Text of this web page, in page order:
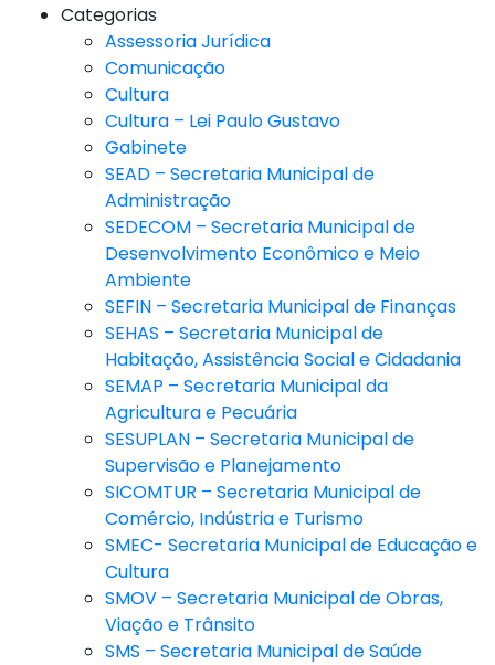
Categorias
Assessoria Jurídica
Comunicação
Cultura
Cultura – Lei Paulo Gustavo
Gabinete
SEAD – Secretaria Municipal de
Administração
SEDECOM – Secretaria Municipal de
Desenvolvimento Econômico e Meio
Ambiente
SEFIN – Secretaria Municipal de Finanças
SEHAS – Secretaria Municipal de
Habitação, Assistência Social e Cidadania
SEMAP – Secretaria Municipal da
Agricultura e Pecuária
SESUPLAN – Secretaria Municipal de
Supervisão e Planejamento
SICOMTUR – Secretaria Municipal de
Comércio, Indústria e Turismo
SMEC- Secretaria Municipal de Educação e
Cultura
SMOV – Secretaria Municipal de Obras,
Viação e Trânsito
SMS – Secretaria Municipal de Saúde